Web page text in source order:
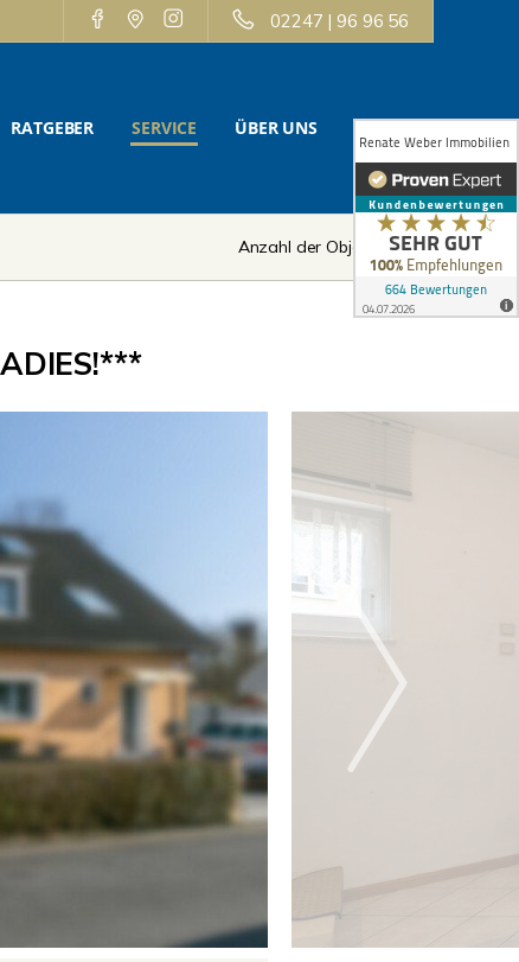
02247 | 96 96 56
RATGEBER SERVICE ÜBER UNS KONTAKT
Anzahl der Objekte:6 | 12